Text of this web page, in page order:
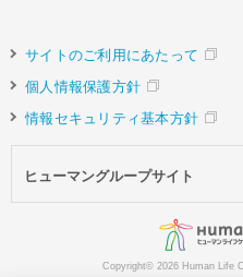
サイトのご利用にあたって
個人情報保護方針
情報セキュリティ基本方針
ヒューマングループサイト
Copyright© 2026 Human Life